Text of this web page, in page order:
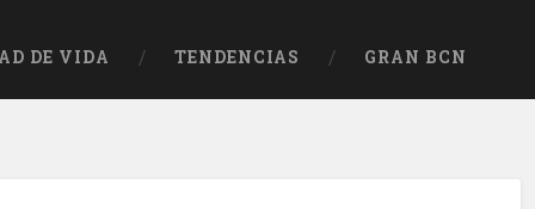
DE VIDA TENDENCIAS GRAN BCN